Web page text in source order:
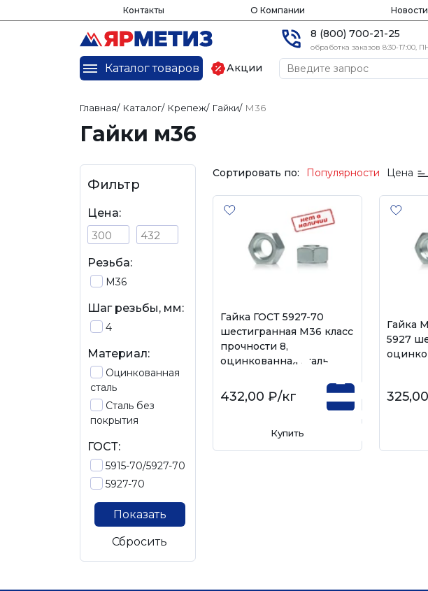
Контакты О Компании Новости
8 (800) 700-21-25
обработка заказов 8:30-17:00,
Каталог товаров Акции
Главная/ Каталог/ Крепеж/ Гайки/ М36
Гайки м36
Фильтр
Цена:
Резьба:
М36
Шаг резьбы, мм:
4
Материал:
Оцинкованная
сталь
Сталь без
покрытия
ГОСТ:
5915-70/5927-70
5927-70
Показать
Сбросить
Сортировать по: Популярности Цена
Гайка ГОСТ 5927-70
шестигранная М36 класс
прочности 8,
оцинкованная сталь
432,00 ₽/кг
Купить
Гайка
5927